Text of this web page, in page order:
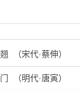
（宋代·蔡伸）
（明代·唐寅）